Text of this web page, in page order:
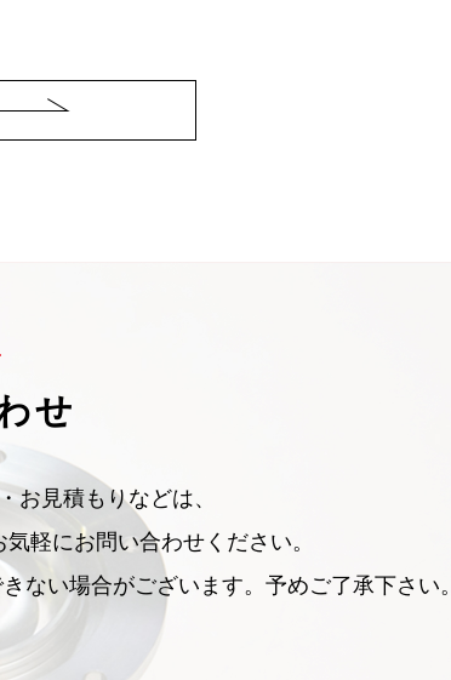
せ
お見積もりなどは、
軽にお問い合わせください。
ない場合がございます。予めご了承下さい。